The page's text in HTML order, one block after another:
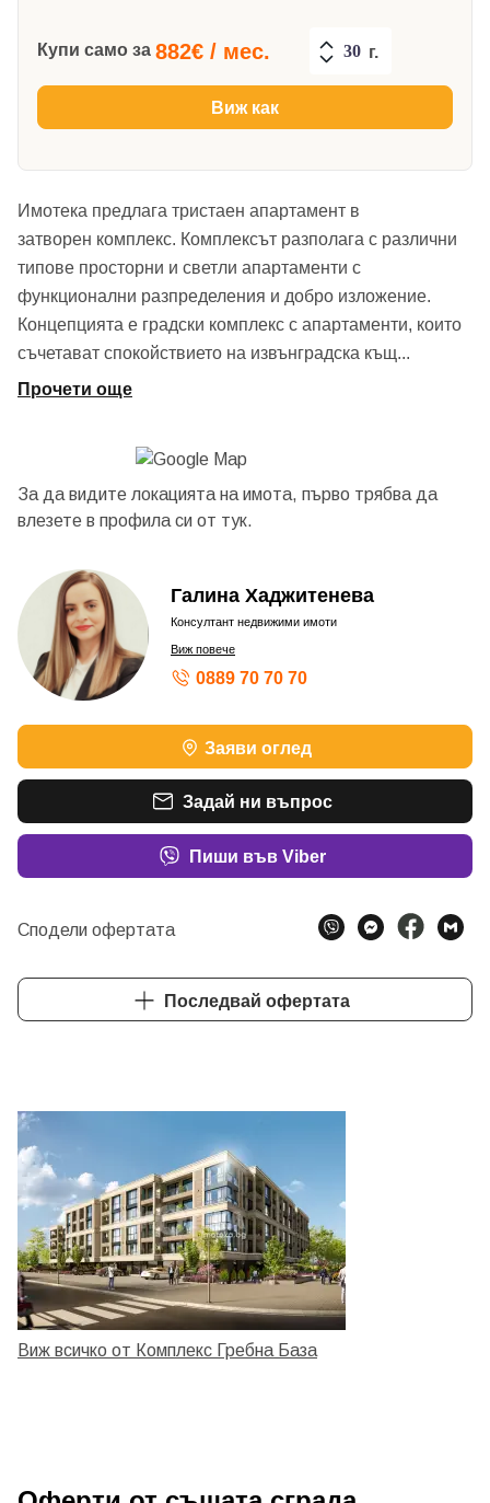
Купи само за 882€ / мес. г.
Виж как
Имотека предлага тристаен апартамент в
затворен комплекс. Комплексът разполага с различни
типове просторни и светли апартаменти с
функционални разпределения и добро изложение.
Концепцията е градски комплекс с апартаменти, които
съчетават спокойствието на извънградска къщ...
Прочети още
За да видите локацията на имота, първо трябва да
влезете в профила си от тук.
Галина Хаджитенева
Консултант недвижими имоти
Виж повече
0889 70 70 70
Заяви оглед
Задай ни въпрос
Пиши във Viber
Сподели офертата
Последвай офертата
Виж всичко от Комплекс Гребна База